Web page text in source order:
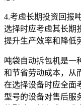
4.考虑长期投资回报
选择时应考虑其长期
提升生产效率和降低
吨袋自动拆包机是一
和节省劳动成本，从
在选择设备时应全面
型号的设备对售后服